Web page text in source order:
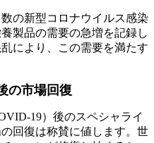
の新型コロナウイルス感染
製品の需要の急増を記録し
により、この需要を満たす
の市場回復
19）後のスペシャライ
回復は称賛に値します。世